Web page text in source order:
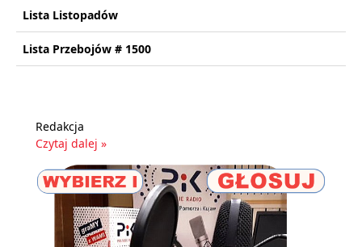
Lista Listopadów
Lista Przebojów # 1500
Redakcja
Czytaj dalej »